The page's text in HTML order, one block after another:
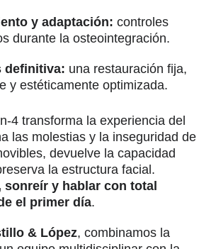
y adaptación: controles
durante la osteointegración.
definitiva: una restauración fija,
y estéticamente optimizada.
4 transforma la experiencia del
las molestias y la inseguridad de
devuelve la capacidad
la estructura facial.
sonreír y hablar con total
el primer día.
& López, combinamos la